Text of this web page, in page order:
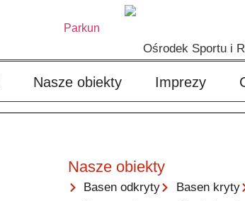
Ośrodek Sportu i
Nasze obiekty Imprezy
Nasze obiekty
Basen odkryty Basen kryty